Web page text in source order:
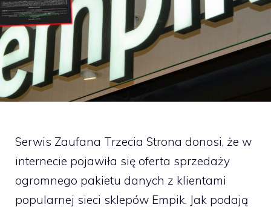
Serwis Zaufana Trzecia Strona donosi, że w
internecie pojawiła się oferta sprzedaży
ogromnego pakietu danych z klientami
popularnej sieci sklepów Empik. Jak podają